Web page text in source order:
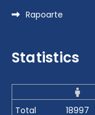
Rapoarte
Statistics
Total 18997